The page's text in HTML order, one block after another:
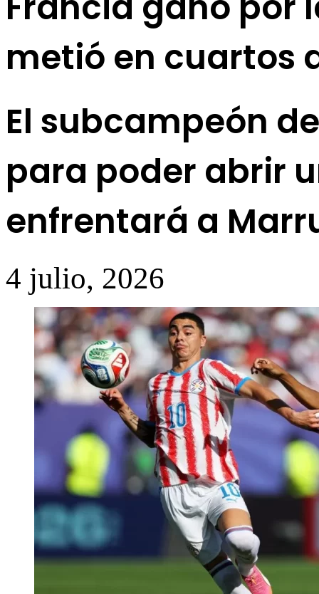
metió en cuartos
El subcampeón
para poder abrir
enfrentará a
4 julio, 2026